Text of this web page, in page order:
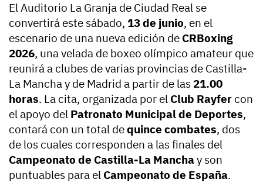
El Auditorio La Granja de Ciudad Real se
convertirá este sábado, 13 de junio, en el
escenario de una nueva edición de CRBoxing
2026, una velada de boxeo olímpico amateur que
reunirá a clubes de varias provincias de Castilla-
La Mancha y de Madrid a partir de las 21.00
horas. La cita, organizada por el Club Rayfer con
el apoyo del Patronato Municipal de Deportes,
contará con un total dequince combates, dos
de los cuales corresponden a las finales del
Campeonato de Castilla-La Manchay son
puntuables para el Campeonato de España.